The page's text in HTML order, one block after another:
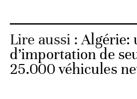
Lire aussi :Algérie:
d’importation de
25.000 véhicules